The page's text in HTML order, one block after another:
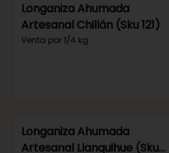
Longaniza Ahumada
Artesanal Chillán (Sku 121)
Venta por 1/4 kg.
Longaniza Ahumada
Artesanal Llanquihue (Sku